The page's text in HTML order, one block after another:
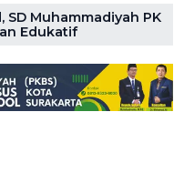
Muhammadiyah PK
Edukatif